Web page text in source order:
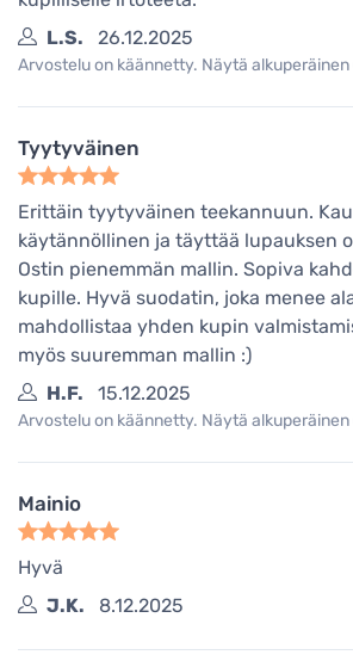
L.S.
26.12.2025
Arvostelu on käännetty. Näytä
Tyytyväinen
Erittäin tyytyväinen teekannuun.
käytännöllinen ja täyttää lupauksen
Ostin pienemmän mallin. Sopiva
kupille. Hyvä suodatin, joka menee
mahdollistaa yhden kupin
myös suuremman mallin :)
H.F.
15.12.2025
Arvostelu on käännetty. Näytä
Mainio
Hyvä
J.K.
8.12.2025